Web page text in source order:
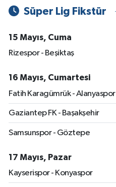
Süper Lig Fikstür
15 Mayıs, Cuma
Rizespor - Beşiktaş
16 Mayıs, Cumartesi
Fatih Karagümrük - Alanyaspor
Gaziantep FK - Başakşehir
Samsunspor - Göztepe
17 Mayıs, Pazar
Kayserispor - Konyaspor